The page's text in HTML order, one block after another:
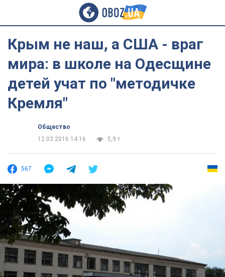
Крым не наш, а США - враг
мира: в школе на Одесщине
детей учат по "методичке
Кремля"
Общество
12.03.2016 14:16
5,9 т.
567